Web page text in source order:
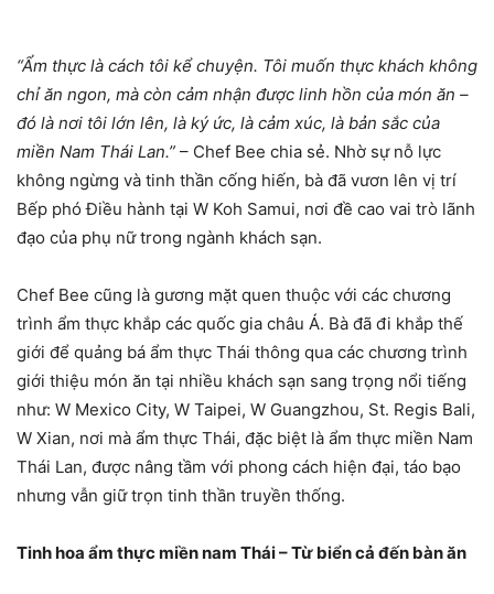
“Ẩm thực là cách tôi kể chuyện. Tôi muốn thực khách không
chỉ ăn ngon, mà còn cảm nhận được linh hồn của món ăn –
đó là nơi tôi lớn lên, là ký ức, là cảm xúc, là bản sắc của
miền Nam Thái Lan.” – Chef Bee chia sẻ. Nhờ sự nỗ lực
không ngừng và tinh thần cống hiến, bà đã vươn lên vị trí
Bếp phó Điều hành tại W Koh Samui, nơi đề cao vai trò lãnh
đạo của phụ nữ trong ngành khách sạn.
Chef Bee cũng là gương mặt quen thuộc với các chương
trình ẩm thực khắp các quốc gia châu Á. Bà đã đi khắp thế
giới để quảng bá ẩm thực Thái thông qua các chương trình
giới thiệu món ăn tại nhiều khách sạn sang trọng nổi tiếng
như: W Mexico City, W Taipei, W Guangzhou, St. Regis Bali,
W Xian, nơi mà ẩm thực Thái, đặc biệt là ẩm thực miền Nam
Thái Lan, được nâng tầm với phong cách hiện đại, táo bạo
nhưng vẫn giữ trọn tinh thần truyền thống.
Tinh hoa ẩm thực miền nam Thái – Từ biển cả đến bàn ăn